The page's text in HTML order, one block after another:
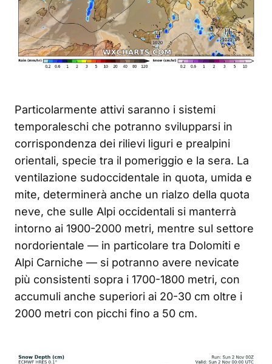
Particolarmente attivi saranno i sistemi
temporaleschi che potranno svilupparsi in
corrispondenza dei rilievi liguri e prealpini
orientali, specie tra il pomeriggio e la sera. La
ventilazione sudoccidentale in quota, umida e
mite, determinerà anche un rialzo della quota
neve, che sulle Alpi occidentali si manterrà
intorno ai 1900-2000 metri, mentre sul settore
nordorientale — in particolare tra Dolomiti e
Alpi Carniche — si potranno avere nevicate
più consistenti sopra i 1700-1800 metri, con
accumuli anche superiori ai 20-30 cm oltre i
2000 metri con picchi fino a 50 cm.